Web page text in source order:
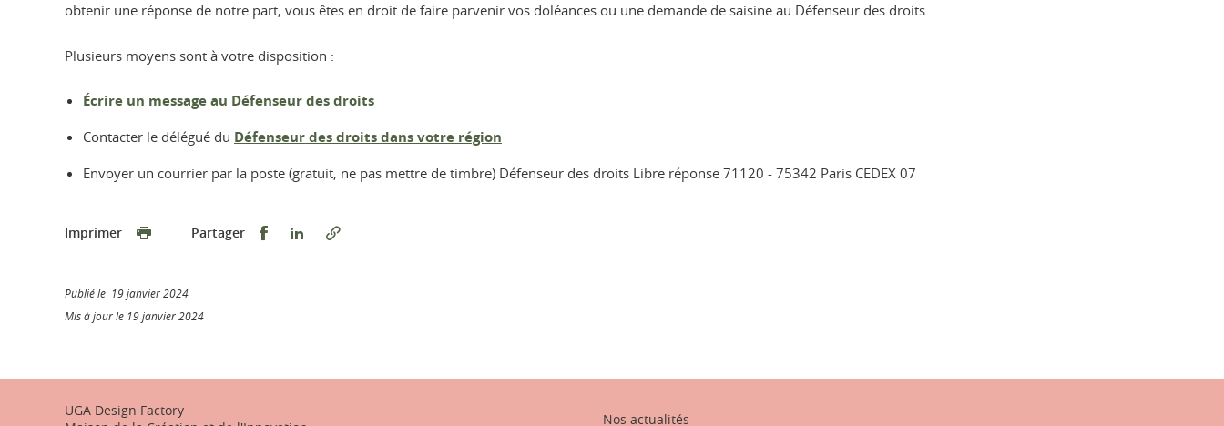
obtenir une réponse de notre part, vous êtes en droit de faire parvenir vos doléances ou une demande de saisine au Défenseur des droits.
Plusieurs moyens sont à votre disposition :
Écrire un message au Défenseur des droits
Contacter le délégué du Défenseur des droits dans votre région
Envoyer un courrier par la poste (gratuit, ne pas mettre de timbre) Défenseur des droits Libre réponse 71120 - 75342 Paris CEDEX 07
Imprimer Partager Partager sur Facebook
Partager sur LinkedIn
Publié le 19 janvier 2024
Mis à jour le 19 janvier 2024
UGA Design Factory
Nos actualités